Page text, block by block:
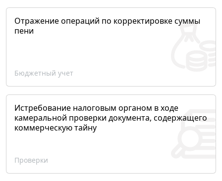
Отражение операций по корректировке суммы
пени
Бюджетный учет
Истребование налоговым органом в ходе
камеральной проверки документа, содержащего
коммерческую тайну
Проверки